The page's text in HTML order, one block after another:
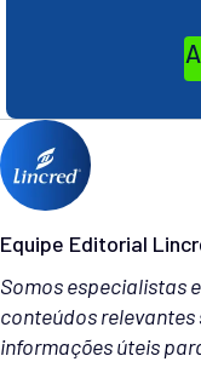
Equipe Editorial
Somos especialistas
conteúdos
informações úteis